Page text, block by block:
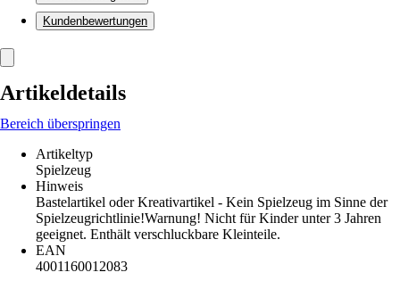
Kundenbewertungen
Artikeldetails
Bereich überspringen
Artikeltyp
Spielzeug
Hinweis
Bastelartikel oder Kreativartikel - Kein Spielzeug im Sinne der
Spielzeugrichtlinie!Warnung! Nicht für Kinder unter 3 Jahren
geeignet. Enthält verschluckbare Kleinteile.
EAN
4001160012083